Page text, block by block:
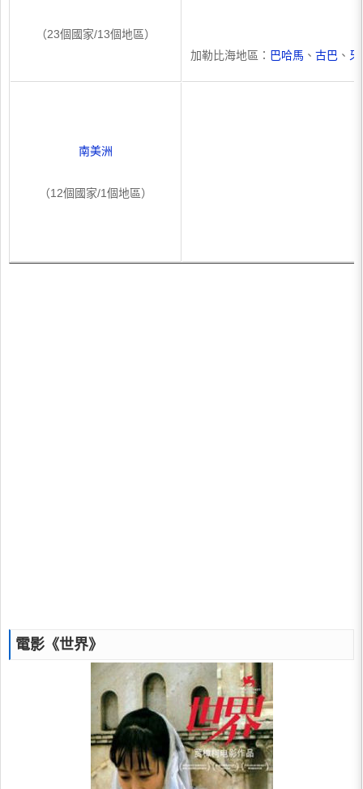
（23個國家/13個地區）
加勒比海地區： 巴哈馬 、 古巴 、
南美洲
（12個國家/1個地區）
電影《世界》